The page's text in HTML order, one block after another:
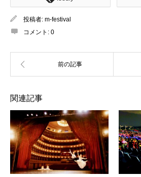
投稿者: m-festival
コメント: 0
関連記事